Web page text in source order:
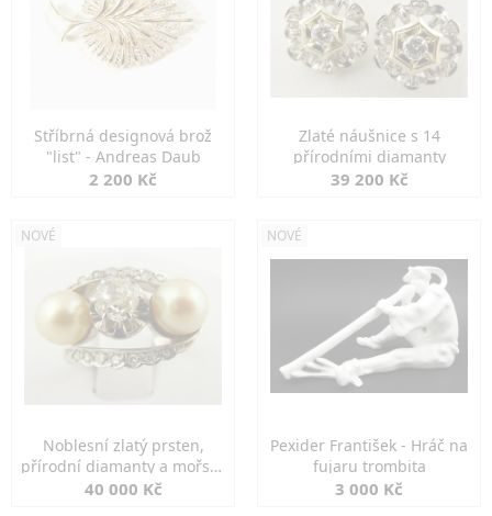
Stříbrná designová brož
"list" - Andreas Daub
2 200 Kč
Zlaté náušnice s 14
přírodními diamanty
39 200 Kč
NOVÉ
Noblesní zlatý prsten,
přírodní diamanty a mořské
perly
40 000 Kč
NOVÉ
Pexider František - Hráč na
fujaru trombita
3 000 Kč